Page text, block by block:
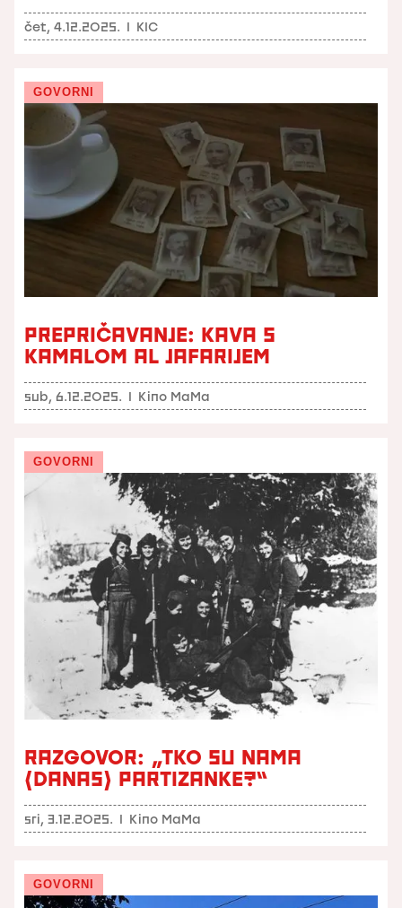
čet, 4.12.2025. I KIC
GOVORNI
PREPRIČAVANJE: KAVA S
KAMALOM AL JAFARIJEM
sub, 6.12.2025. I Kino MaMa
GOVORNI
RAZGOVOR: „TKO SU NAMA
(DANAS) PARTIZANKE?“
sri, 3.12.2025. I Kino MaMa
GOVORNI